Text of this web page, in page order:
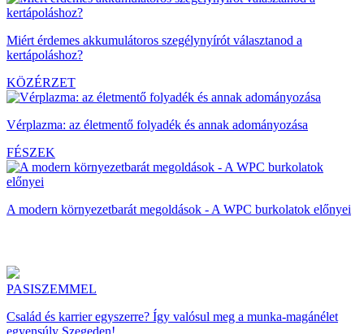
Miért érdemes akkumulátoros szegélynyírót választanod a
kertápoláshoz?
KÖZÉRZET
Vérplazma: az életmentő folyadék és annak adományozása
FÉSZEK
A modern környezetbarát megoldások - A WPC burkolatok előnyei
PASISZEMMEL
Család és karrier egyszerre? Így valósul meg a munka-magánélet
egyensúly Szegeden!